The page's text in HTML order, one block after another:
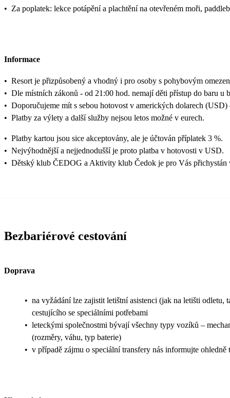
• Za poplatek: lekce potápění a plachtění na otevřeném moři,
Informace
• Resort je přizpůsobený a vhodný i pro osoby s pohybovým
• Dle místních zákonů - od 21:00 hod. nemají děti přístup do baru u
• Doporučujeme mít s sebou hotovost v amerických dolarech
• Platby za výlety a další služby nejsou letos možné v eurech.
• Platby kartou jsou sice akceptovány, ale je účtován příplatek 3 %.
• Nejvýhodnější a nejjednodušší je proto platba v hotovosti v USD.
• Dětský klub ČEDOG a Aktivity klub Čedok je pro Vás přichystán
Bezbariérové cestování
Doprava
• na vyžádání lze zajistit letištní asistenci (jak na letišti odletu,
cestujícího se speciálními potřebami
• leteckými společnostmi bývají všechny typy vozíků –
(rozměry, váhu, typ baterie)
• v případě zájmu o speciální transfery nás informujte